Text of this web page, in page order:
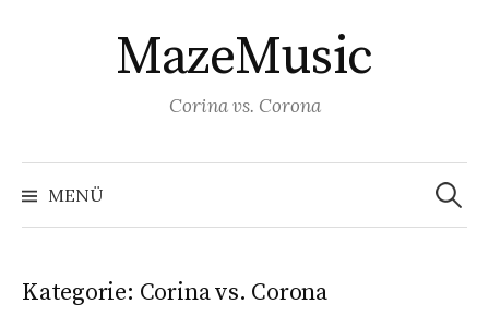
g
e
m
MazeMusic
Corina vs. Corona
MENÜ u
c
Kategorie: Corina vs. Corona